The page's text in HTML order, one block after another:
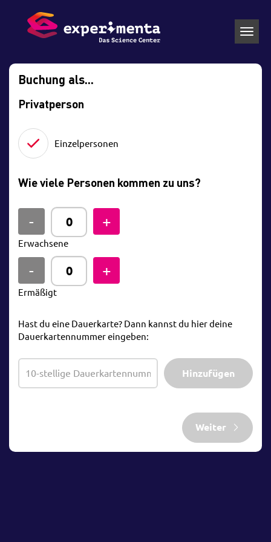
Buchung als...
Privatperson
Einzelpersonen
Wie viele Personen kommen zu uns?
Erwachsene
Ermäßigt
Hast du eine Dauerkarte? Dann kannst du hier deine
Dauerkartennummer eingeben:
Hinzufügen
Weiter